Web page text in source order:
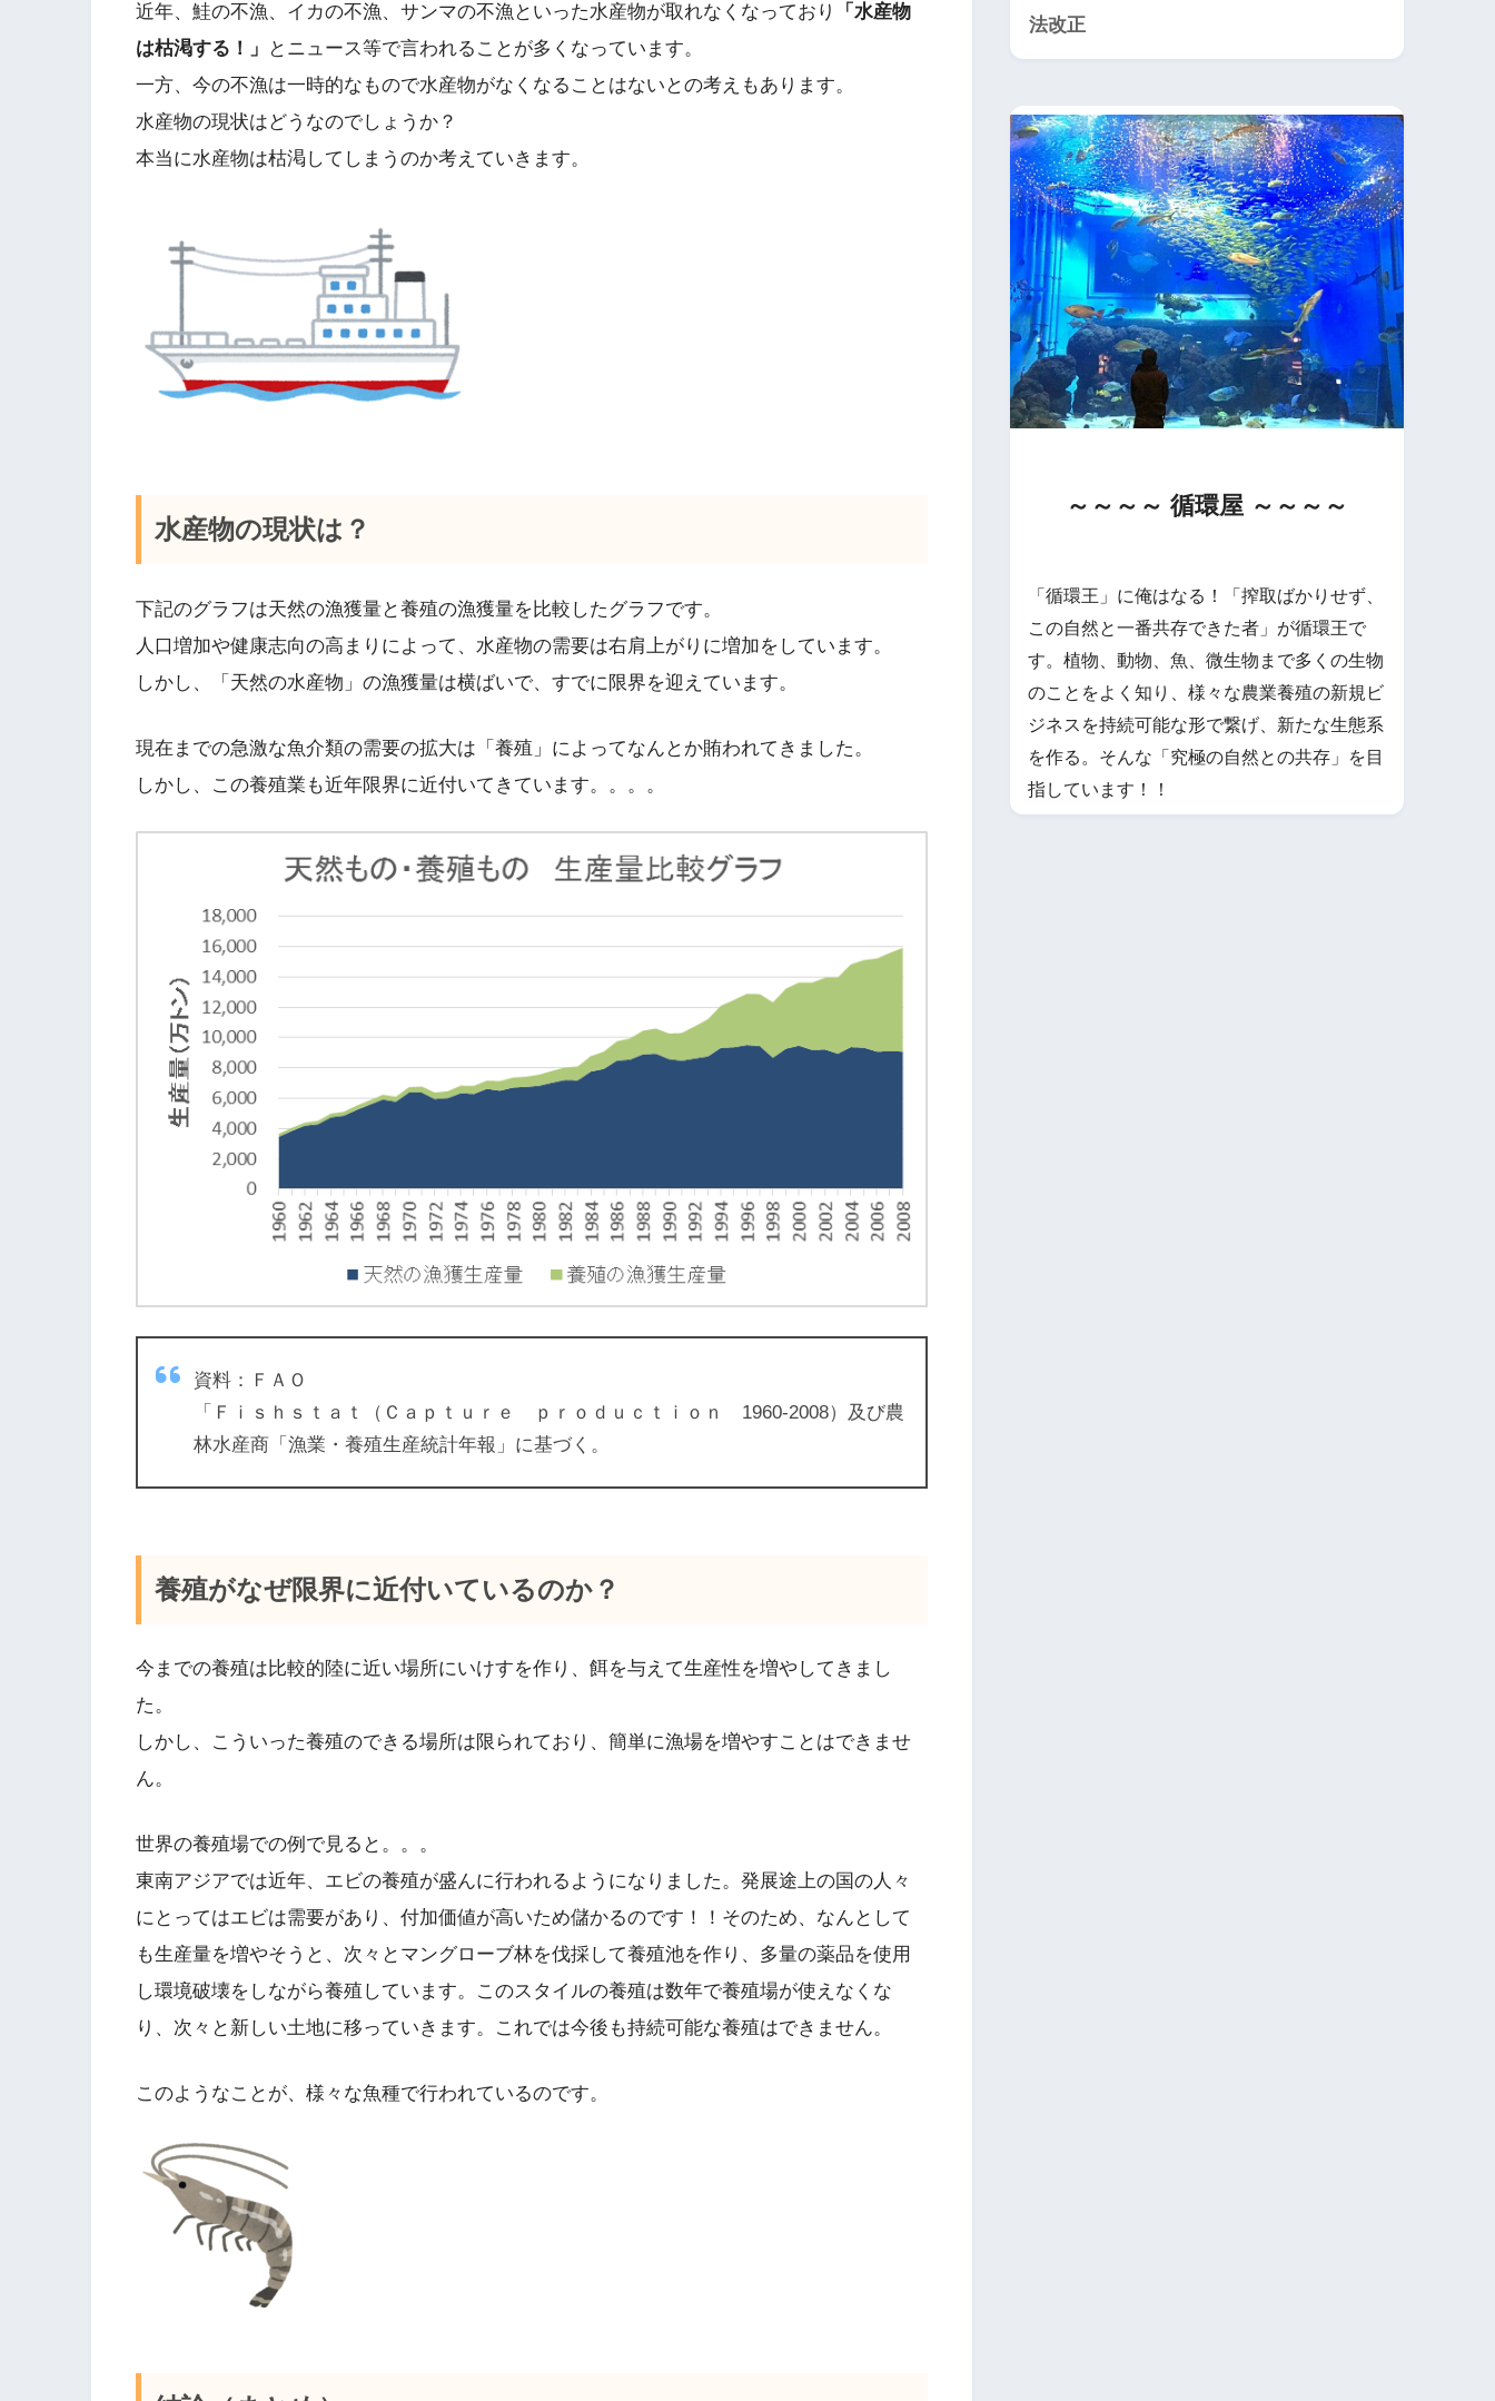
近年、鮭の不漁、イカの不漁、サンマの不漁といった水産物が取れなくなっており
「水産物
は枯渇する！」
とニュース等で言われることが多くなっています。
一方、今の不漁は一時的なもので水産物がなくなることはないとの考えもあります。
水産物の現状はどうなのでしょうか？
本当に水産物は枯渇してしまうのか考えていきます。
水産物の現状は？
下記のグラフは天然の漁獲量と養殖の漁獲量を比較したグラフです。
人口増加や健康志向の高まりによって、水産物の需要は右肩上がりに増加をしています。
しかし、「天然の水産物」の漁獲量は横ばいで、すでに限界を迎えています。
現在までの急激な魚介類の需要の拡大は「養殖」によってなんとか賄われてきました。
しかし、この養殖業も近年限界に近付いてきています。。。。
資料：ＦＡＯ
「Ｆｉｓｈｓｔａｔ（Ｃａｐｔｕｒｅ ｐｒｏｄｕｃｔｉｏｎ 1960-2008）及び農
林水産商「漁業・養殖生産統計年報」に基づく。
養殖がなぜ限界に近付いているのか？
今までの養殖は比較的陸に近い場所にいけすを作り、餌を与えて生産性を増やしてきまし
た。
しかし、こういった養殖のできる場所は限られており、簡単に漁場を増やすことはできませ
ん。
世界の養殖場での例で見ると。。。
東南アジアでは近年、エビの養殖が盛んに行われるようになりました。発展途上の国の人々
にとってはエビは需要があり、付加価値が高いため儲かるのです！！そのため、なんとして
も生産量を増やそうと、次々とマングローブ林を伐採して養殖池を作り、多量の薬品を使用
し環境破壊をしながら養殖しています。このスタイルの養殖は数年で養殖場が使えなくな
り、次々と新しい土地に移っていきます。これでは今後も持続可能な養殖はできません。
このようなことが、様々な魚種で行われているのです。
法改正
～～～～ 循環屋 ～～～～
「循環王」に俺はなる！「搾取ばかりせず、
この自然と一番共存できた者」が循環王で
す。植物、動物、魚、微生物まで多くの生物
のことをよく知り、様々な農業養殖の新規ビ
ジネスを持続可能な形で繋げ、新たな生態系
を作る。そんな「究極の自然との共存」を目
指しています！！